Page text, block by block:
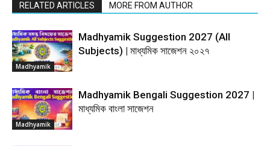
RELATED ARTICLES MORE FROM AUTHOR
Madhyamik
Madhyamik Suggestion 2027 (All
Subjects) | মাধ্যমিক সাজেশন ২০২৭
Madhyamik
Madhyamik Bengali Suggestion 2027 |
মাধ্যমিক বাংলা সাজেশন